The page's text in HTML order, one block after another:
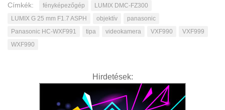
Címkék: fényképezőgép
LUMIX DMC-FZ300
LUMIX G 25 mm F1.7 ASPH
objektív
panasonic
Panasonic HC-WXF991
tipa videokamera VXF990
VXF999
WXF990
Hirdetések: